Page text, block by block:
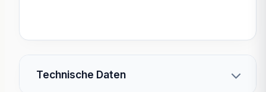
Technische Daten